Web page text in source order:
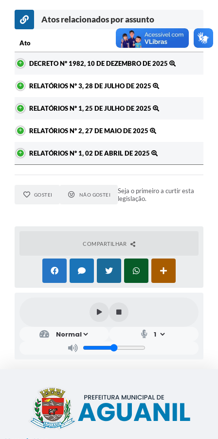
Atos relacionados por assunto
Ato
DECRETO Nº 1982, 10 DE DEZEMBRO DE 2025
RELATÓRIOS Nº 3, 28 DE JULHO DE 2025
RELATÓRIOS Nº 1, 25 DE JULHO DE 2025
RELATÓRIOS Nº 2, 27 DE MAIO DE 2025
RELATÓRIOS Nº 1, 02 DE ABRIL DE 2025
GOSTEI NÃO GOSTEI
Seja o primeiro a curtir esta
legislação.
COMPARTILHAR